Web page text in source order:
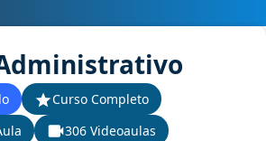
Curso Completo
306 Videoaulas